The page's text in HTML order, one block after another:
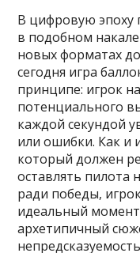
В цифровую эпоху
в подобном
новых форматах
сегодня игра
принципе: игрок
потенциального
каждой секундой
или ошибки. Как и
который должен
оставлять пилота
ради победы,
идеальный
архетипичный